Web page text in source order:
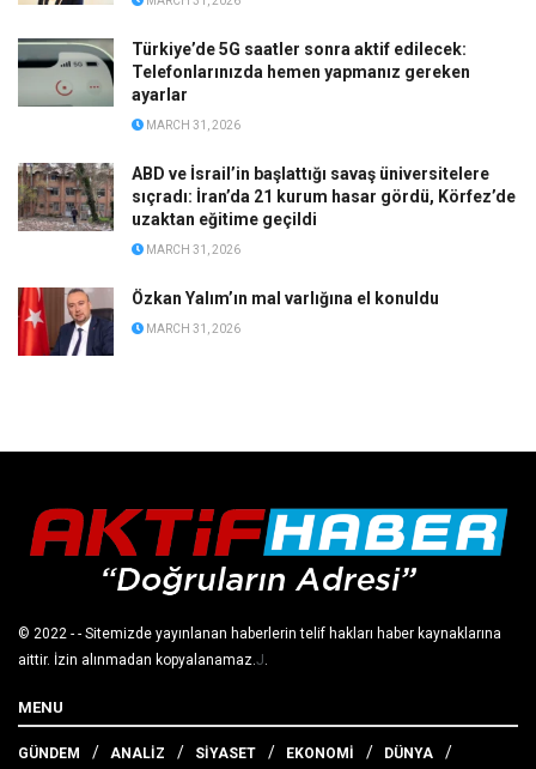
Türkiye’de 5G saatler sonra aktif edilecek:
Telefonlarınızda hemen yapmanız gereken
ayarlar
MARCH 31, 2026
ABD ve İsrail’in başlattığı savaş üniversitelere
sıçradı: İran’da 21 kurum hasar gördü, Körfez’de
uzaktan eğitime geçildi
MARCH 31, 2026
Özkan Yalım’ın mal varlığına el konuldu
MARCH 31, 2026
© 2022 - - Sitemizde yayınlanan haberlerin telif hakları haber kaynaklarına
aittir. İzin alınmadan kopyalanamaz.J.
MENU
GÜNDEM ANALİZ SİYASET EKONOMİ DÜNYA